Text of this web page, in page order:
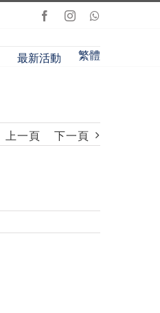
FacebookInstagram
最新活動 繁體
上一頁 下一頁